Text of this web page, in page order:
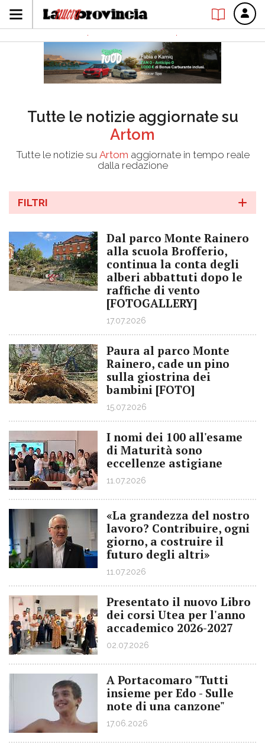
Tutte le notizie aggiornate su
Artom
Tutte le notizie su Artom aggiornate in tempo reale
dalla redazione
FILTRI
Dal parco Monte Rainero
alla scuola Brofferio,
continua la conta degli
alberi abbattuti dopo le
raffiche di vento
[FOTOGALLERY]
17.07.2026
Paura al parco Monte
Rainero, cade un pino
sulla giostrina dei
bambini [FOTO]
15.07.2026
I nomi dei 100 all'esame
di Maturità sono
eccellenze astigiane
11.07.2026
«La grandezza del nostro
lavoro? Contribuire, ogni
giorno, a costruire il
futuro degli altri»
11.07.2026
Presentato il nuovo Libro
dei corsi Utea per l'anno
accademico 2026-2027
02.07.2026
A Portacomaro "Tutti
insieme per Edo - Sulle
note di una canzone"
17.06.2026